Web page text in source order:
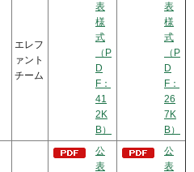
エレフ
ァント
チーム
表
様
式
（P
D
F：
41
2K
B）
表
様
式
（P
D
F：
26
7K
B）
公
表
公
表